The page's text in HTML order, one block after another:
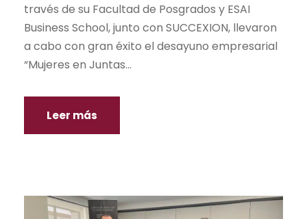
través de su Facultad de Posgrados y ESAI
Business School, junto con SUCCEXION, llevaron
a cabo con gran éxito el desayuno empresarial
“Mujeres en Juntas...
Leer más